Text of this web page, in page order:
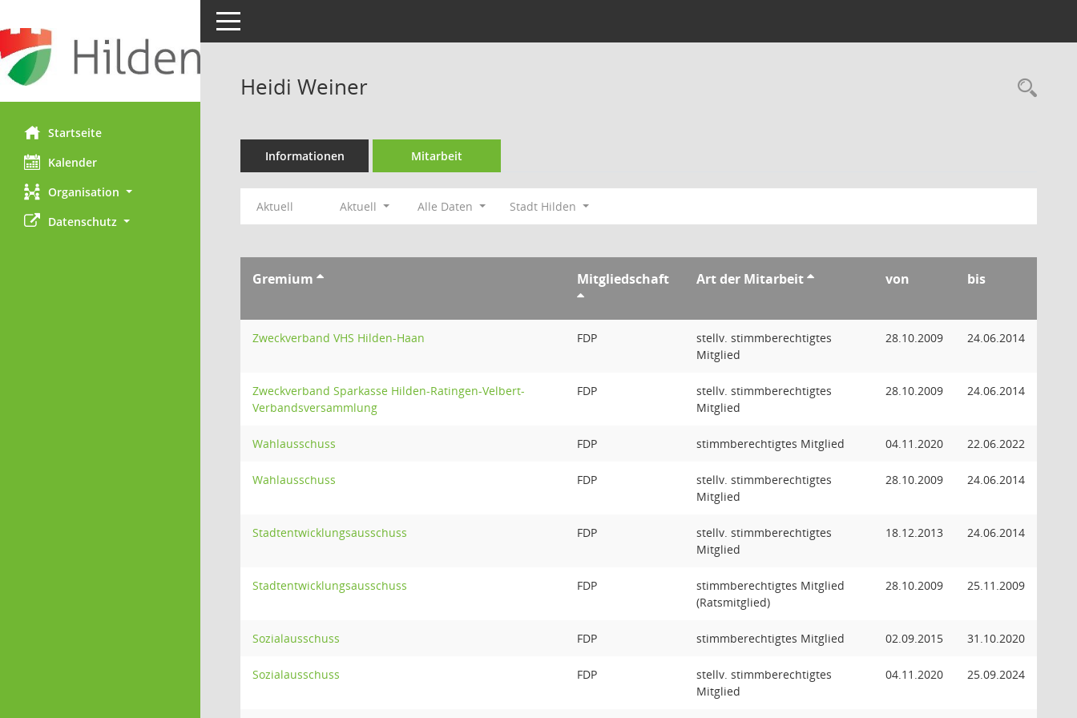
Startseite
Kalender
Organisation
Datenschutz
Toggle navigation
Heidi Weiner
Informationen Mitarbeit
Aktuell Aktuell Alle Daten Stadt Hilden
Gremium Mitgliedschaft Art der Mitarbeit von bis
Zweckverband VHS Hilden-Haan FDP
stellv. stimmberechtigtes
Mitglied
28.10.2009 24.06.2014
Zweckverband Sparkasse Hilden-Ratingen-Velbert-
Verbandsversammlung
FDP
stellv. stimmberechtigtes
Mitglied
28.10.2009 24.06.2014
Wahlausschuss FDP stimmberechtigtes Mitglied 04.11.2020 22.06.2022
Wahlausschuss FDP
stellv. stimmberechtigtes
Mitglied
28.10.2009 24.06.2014
Stadtentwicklungsausschuss FDP
stellv. stimmberechtigtes
Mitglied
18.12.2013 24.06.2014
Stadtentwicklungsausschuss FDP
stimmberechtigtes Mitglied
(Ratsmitglied)
28.10.2009 25.11.2009
Sozialausschuss FDP stimmberechtigtes Mitglied 02.09.2015 31.10.2020
Sozialausschuss FDP
stellv. stimmberechtigtes
Mitglied
04.11.2020 25.09.2024